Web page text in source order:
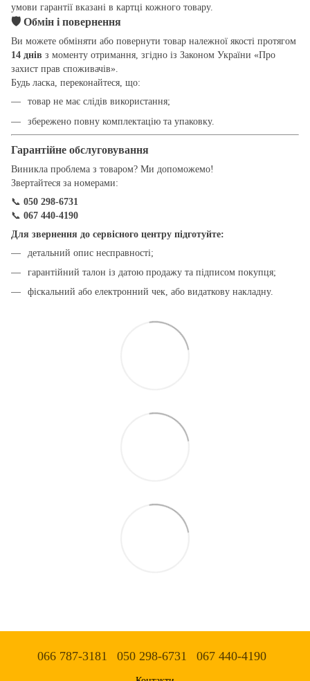
умови гарантії вказані в картці кожного товару.
🛡 Обмін і повернення
Ви можете обміняти або повернути товар належної якості протягом
14 днів з моменту отримання, згідно із Законом України «Про
захист прав споживачів».
Будь ласка, переконайтеся, що:
товар не має слідів використання;
збережено повну комплектацію та упаковку.
Гарантійне обслуговування
Виникла проблема з товаром? Ми допоможемо!
Звертайтеся за номерами:
📞 050 298-6731
📞 067 440-4190
Для звернення до сервісного центру підготуйте:
детальний опис несправності;
гарантійний талон із датою продажу та підписом покупця;
фіскальний або електронний чек, або видаткову накладну.
066 787-3181 050 298-6731 067 440-4190